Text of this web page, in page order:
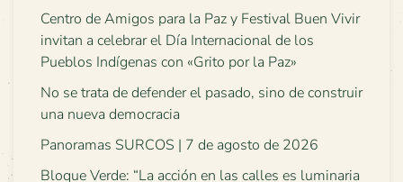
Centro de Amigos para la Paz y Festival Buen Vivir
invitan a celebrar el Día Internacional de los
Pueblos Indígenas con «Grito por la Paz»
No se trata de defender el pasado, sino de construir
una nueva democracia
Panoramas SURCOS | 7 de agosto de 2026
Bloque Verde: “La acción en las calles es luminaria